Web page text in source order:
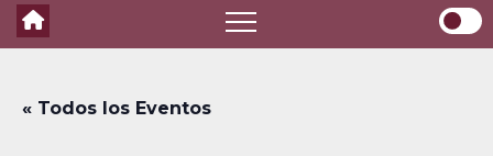
« Todos los Eventos